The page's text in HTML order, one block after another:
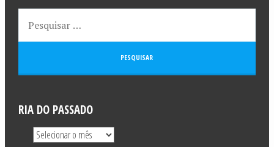
RIA DO PASSADO